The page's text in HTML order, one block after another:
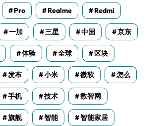
Pro Realme Redmi
一加 三星 中国 京东
体验 全球 区块
发布 小米 微软 怎么
手机 技术 数智网
旗舰 智能 智能家居